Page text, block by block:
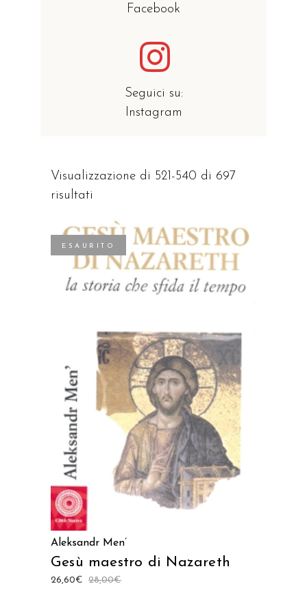
Facebook
Seguici su:
Instagram
Visualizzazione di 521-540 di 697
risultati
ESAURITO
LEGGI TUTTO
Aleksandr Men’
Gesù maestro di Nazareth
28,00€
26,60€